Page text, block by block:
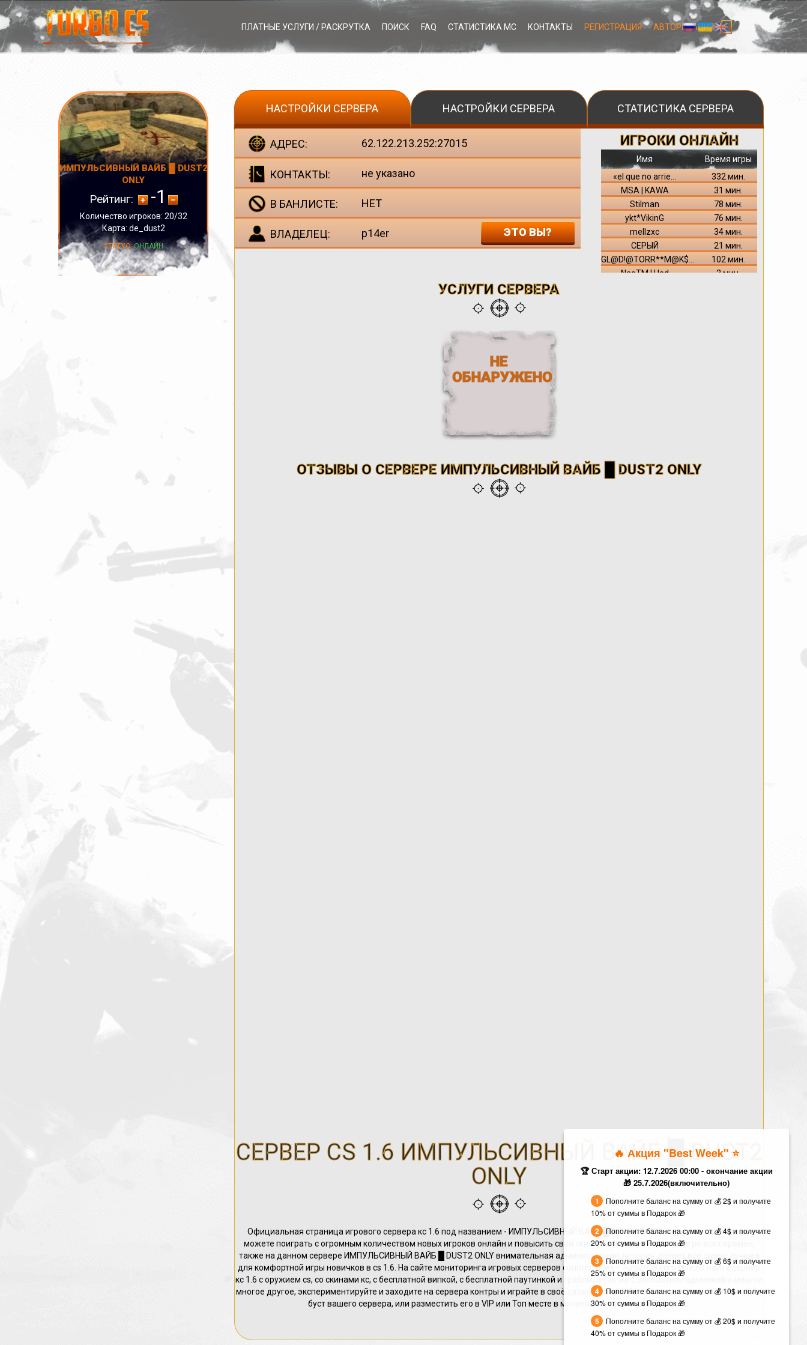
ПЛАТНЫЕ УСЛУГИ / РАСКРУТКА ПОИСК FAQ СТАТИСТИКА МС КОНТАКТЫ РЕГИСТРАЦИЯ АВТОРИЗАЦИЯ
НАСТРОЙКИ СЕРВЕРА НАСТРОЙКИ СЕРВЕРА СТАТИСТИКА СЕРВЕРА
АДРЕС: 62.122.213.252:27015
КОНТАКТЫ: не указано
В БАНЛИСТЕ: НЕТ
ВЛАДЕЛЕЦ: p14er ЭТО ВЫ?
ИГРОКИ ОНЛАЙН
Имя
Время игры
«el que no arrie...
332 мин.
MSA | KAWA
31 мин.
Stilman
78 мин.
ykt*VikinG
76 мин.
mellzxc
34 мин.
СЕРЫЙ
21 мин.
GL@D!@TORR**M@K$...
102 мин.
NeoTM | Hed
2 мин.
УСЛУГИ СЕРВЕРА
НЕ
ОБНАРУЖЕНО
ОТЗЫВЫ О СЕРВЕРЕ ИМПУЛЬСИВНЫЙ ВАЙБ █ DUST2 ONLY
СЕРВЕР CS 1.6 ИМПУЛЬСИВНЫЙ ВАЙБ █ DUST2
ONLY
Официальная страница игрового сервера кс 1.6 под названием - ИМПУЛЬСИВНЫЙ ВАЙБ █ DUST2 ONLY, на данном сервере вы
можете поиграть с огромным количеством новых игроков онлайн и повысить свой скилл в самом популярной игре всех времен,
также на данном сервере ИМПУЛЬСИВНЫЙ ВАЙБ █ DUST2 ONLY внимательная администрация, которая делает все самое лучшее
для комфортной игры новичков в cs 1.6. На сайте мониторинга игровых серверов counter strike - Turbo-CS.com можно найти сервер
кс 1.6 с оружием cs, со скинами кс, с бесплатной випкой, с бесплатной паутинкой и грабом, а так же с бесплатной админкой и многое
многое другое, экспериментируйте и заходите на сервера контры и играйте в своё удовольствие. Так же вы можете заказать турбо
буст вашего сервера, или разместить его в VIP или Топ месте в мониторинге серверов Турбо кс.
ИМПУЛЬСИВНЫЙ ВАЙБ █ DUST2
ONLY
Рейтинг: -1
Количество игроков: 20/32
Карта: de_dust2
СТАТУС: ОНЛАЙН
🔥 Акция "Best Week" ⭐️
🏆 Старт акции: 12.7.2026 00:00 - окончание акции
🎁 25.7.2026(включительно)
Пополните баланс на сумму от 💰 2$ и получите
10% от суммы в Подарок 🎁
Пополните баланс на сумму от 💰 4$ и получите
20% от суммы в Подарок 🎁
Пополните баланс на сумму от 💰 6$ и получите
25% от суммы в Подарок 🎁
Пополните баланс на сумму от 💰 10$ и получите
30% от суммы в Подарок 🎁
Пополните баланс на сумму от 💰 20$ и получите
40% от суммы в Подарок 🎁